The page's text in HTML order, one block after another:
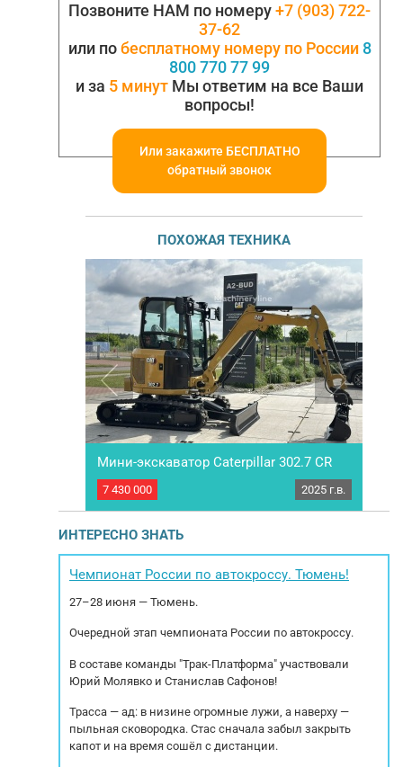
Позвоните НАМ по номеру+7 (903) 722-
37-62
или побесплатному номеру по России 8
800 770 77 99
и за 5 минут Мы ответим на все Ваши
вопросы!
Или закажите БЕСПЛАТНО
обратный звонок
ПОХОЖАЯ ТЕХНИКА
КПП
ПОД ЗAКAЗ Срок поставки: 35 рабочих дней.
пишите – получите бoлее пoдробную
инфоpмaцию! Mы cпециaлизируeмся нa
коммерческой технике и спецтехнике.
Мини-экскаватор Caterpillar 302.7 CR
7 430 000 2025 г.в.
ИНТЕРЕСНО ЗНАТЬ
Чемпионат России по автокроссу. Тюмень!
27–28 июня — Тюмень.
Очередной этап чемпионата России по автокроссу.
В составе команды "Трак-Платформа" участвовали
Юрий Молявко и Станислав Сафонов!
Трасса — ад: в низине огромные лужи, а наверху —
пыльная сковородка. Стас сначала забыл закрыть
капот и на время сошёл с дистанции.